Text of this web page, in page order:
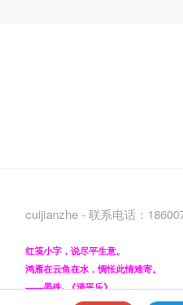
cuijianzhe - 联系电话：
红笺小字，说尽平生意。
鸿雁在云鱼在水，惆怅此情难寄。
——晏殊· 《清平乐》